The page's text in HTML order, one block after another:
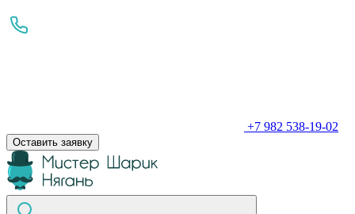
+7 982 538-19-02
Оставить заявку